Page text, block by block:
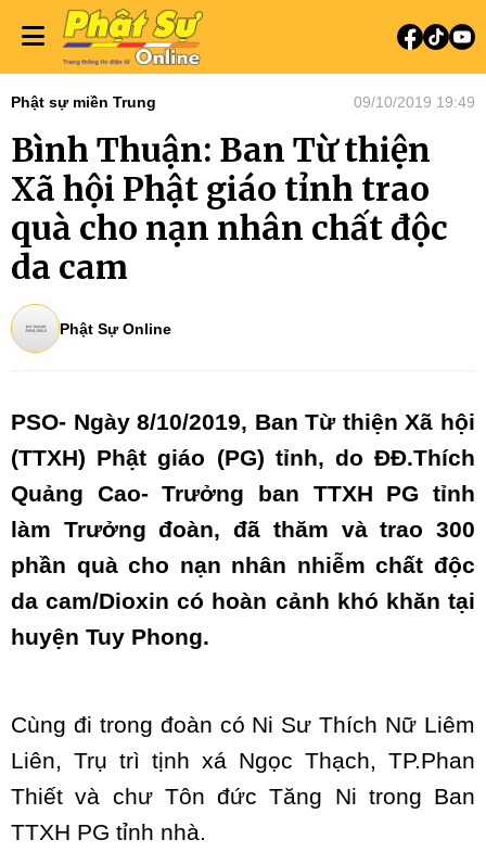
Phật sự miền Trung 09/10/2019 19:49
Bình Thuận: Ban Từ thiện
Xã hội Phật giáo tỉnh trao
quà cho nạn nhân chất độc
da cam
Phật Sự Online
PSO- Ngày 8/10/2019, Ban Từ thiện Xã hội
(TTXH) Phật giáo (PG) tỉnh, do ĐĐ.Thích
Quảng Cao- Trưởng ban TTXH PG tỉnh
làm Trưởng đoàn, đã thăm và trao 300
phần quà cho nạn nhân nhiễm chất độc
da cam/Dioxin có hoàn cảnh khó khăn tại
huyện Tuy Phong.
Cùng đi trong đoàn có Ni Sư Thích Nữ Liêm
Liên, Trụ trì tịnh xá Ngọc Thạch, TP.Phan
Thiết và chư Tôn đức Tăng Ni trong Ban
TTXH PG tỉnh nhà.